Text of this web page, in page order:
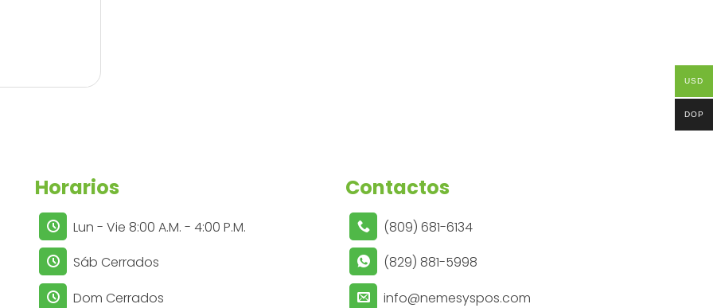
Horarios
Lun - Vie 8:00 A.M. - 4:00 P.M.
Sáb Cerrados
Dom Cerrados
Contactos
(809) 681-6134
(829) 881-5998
info@nemesyspos.com
USD
DOP